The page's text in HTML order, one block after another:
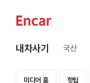
내차사기 국산
미디어 홈 핫팁